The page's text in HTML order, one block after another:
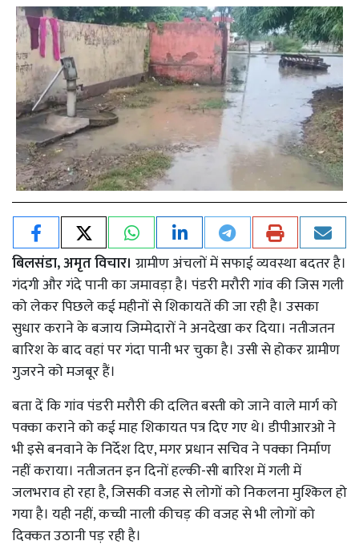
बिलसंडा, अमृत विचार। ग्रामीण अंचलों में सफाई व्यवस्था बदतर है।
गंदगी और गंदे पानी का जमावड़ा है। पंडरी मरौरी गांव की जिस गली
को लेकर पिछले कई महीनों से शिकायतें की जा रही है। उसका
सुधार कराने के बजाय जिम्मेदारों ने अनदेखा कर दिया। नतीजतन
बारिश के बाद वहां पर गंदा पानी भर चुका है। उसी से होकर ग्रामीण
गुजरने को मजबूर हैं।
बता दें कि गांव पंडरी मरौरी की दलित बस्ती को जाने वाले मार्ग को
पक्का कराने को कई माह शिकायत पत्र दिए गए थे। डीपीआरओ ने
भी इसे बनवाने के निर्देश दिए, मगर प्रधान सचिव ने पक्का निर्माण
नहीं कराया। नतीजतन इन दिनों हल्की-सी बारिश में गली में
जलभराव हो रहा है, जिसकी वजह से लोगों को निकलना मुश्किल हो
गया है। यही नहीं, कच्ची नाली कीचड़ की वजह से भी लोगों को
दिक्कत उठानी पड़ रही है।